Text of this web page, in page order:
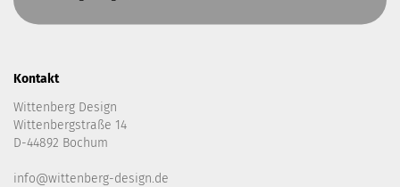
Kontakt
Wittenberg Design
Wittenbergstraße 14
D-44892 Bochum
info@wittenberg-design.de